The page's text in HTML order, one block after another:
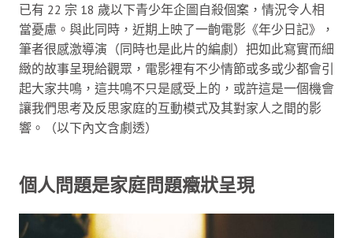
已有 22 宗 18 歲以下青少年企圖自殺個案，情況令人相
當憂慮。與此同時，近期上映了一齣電影《年少日記》，
筆者很感激導演（同時也是此片的編劇）把如此寫實而細
緻的故事呈現給觀眾，電影裡有不少情節或多或少都會引
起大家共鳴，這共鳴不只是感受上的，或許這是一個機會
讓我們思考及反思家庭的互動模式及其對家人之間的影
響。（以下內文含劇透）
個人問題是家庭問題癥狀呈現